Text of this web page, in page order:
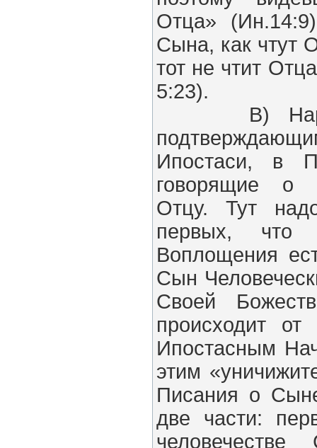
Отца»
Сына, как чтут
тот не чтит
5:23).
В) Наряду
Ипостаси, в
говорящие о
Отцу. Тут
первых,
Воплощения
Сын
Своей
происходит
Ипостасным
этим
Писания о
две части:
человечестве